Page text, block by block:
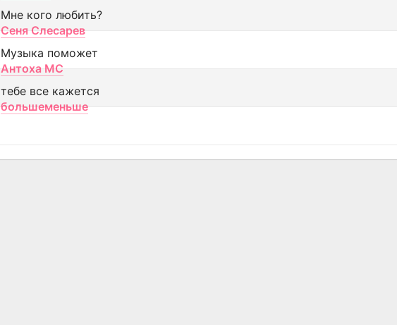
Мне кого любить?
Сеня Слесарев
Музыка поможет
Антоха МС
тебе все кажется
большеменьше